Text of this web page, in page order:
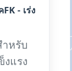
- เร่ง
หรับ
งแรง